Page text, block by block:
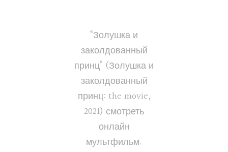
“Золушка и
заколдованный
принц” (Золушка и
заколдованный
принц: the movie,
2021) смотреть
онлайн
мультфильм.